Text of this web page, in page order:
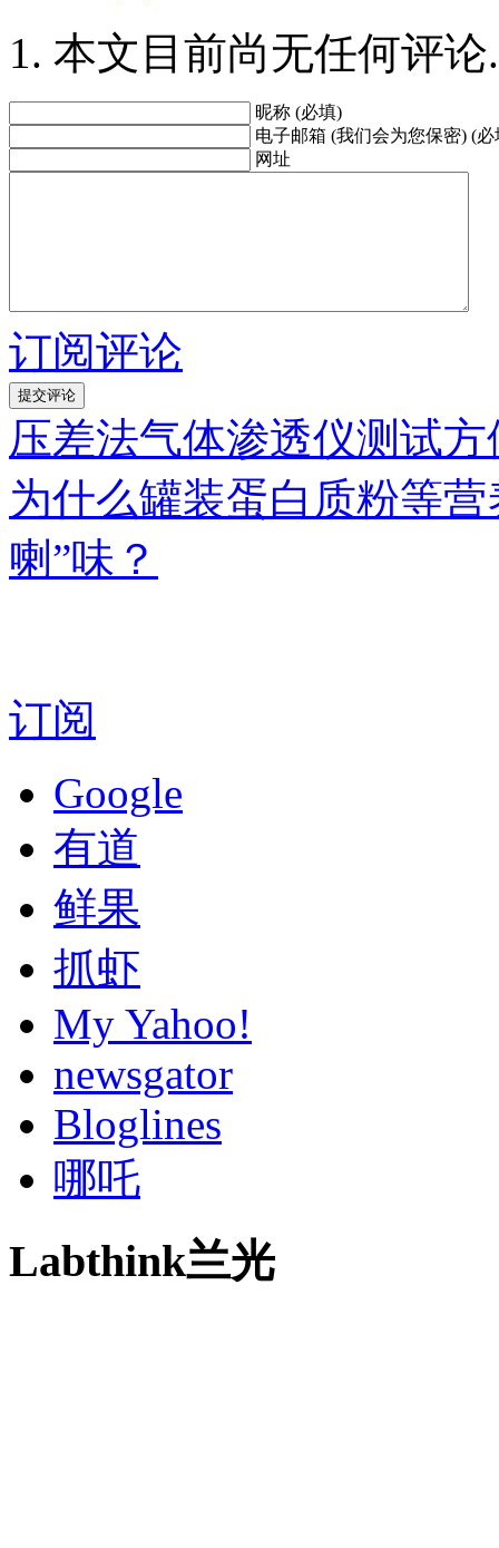
本文目前尚无任何评论.
昵称 (必填)
电子邮箱 (我们会为您保密) (必
网址
订阅评论
压差法气体渗透仪测试
为什么罐装蛋白质粉等
喇”味？
订阅
Google
有道
鲜果
抓虾
My Yahoo!
newsgator
Bloglines
哪吒
Labthink兰光